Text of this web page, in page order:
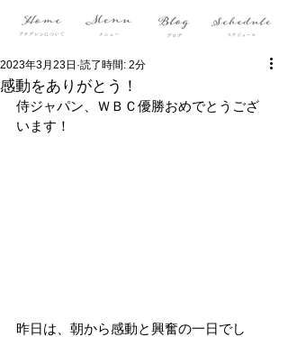
感動をありがとう！
2023年3月23日 読了時間: 2分
侍ジャパン、ＷＢＣ優勝おめでとうござ
います！
昨日は、朝から感動と興奮の一日でし